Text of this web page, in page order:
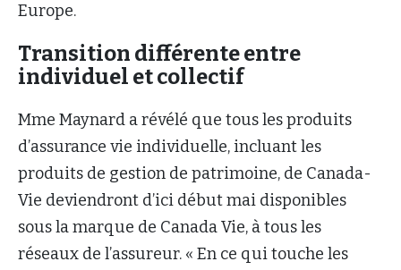
Europe.
Transition différente entre
individuel et collectif
Mme Maynard a révélé que tous les produits
d’assurance vie individuelle, incluant les
produits de gestion de patrimoine, de Canada-
Vie deviendront d’ici début mai disponibles
sous la marque de Canada Vie, à tous les
réseaux de l’assureur. « En ce qui touche les